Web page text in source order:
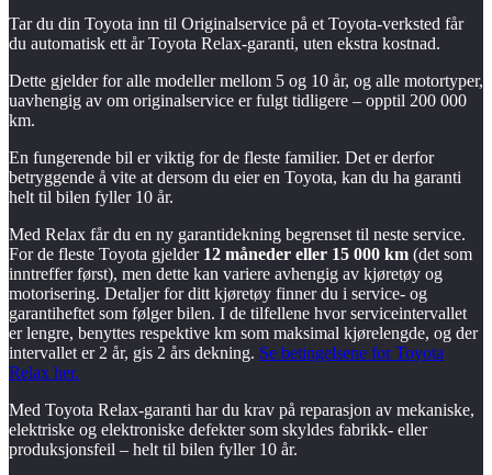
Tar du din Toyota inn til Originalservice på et Toyota-verksted får
du automatisk ett år Toyota Relax-garanti, uten ekstra kostnad.
Dette gjelder for alle modeller mellom 5 og 10 år, og alle motortyper,
uavhengig av om originalservice er fulgt tidligere – opptil 200 000
km.
En fungerende bil er viktig for de fleste familier. Det er derfor
betryggende å vite at dersom du eier en Toyota, kan du ha garanti
helt til bilen fyller 10 år.
Med Relax får du en ny garantidekning begrenset til neste service.
For de fleste Toyota gjelder 12 måneder eller 15 000 km (det som
inntreffer først), men dette kan variere avhengig av kjøretøy og
motorisering. Detaljer for ditt kjøretøy finner du i service- og
garantiheftet som følger bilen. I de tilfellene hvor serviceintervallet
er lengre, benyttes respektive km som maksimal kjørelengde, og der
intervallet er 2 år, gis 2 års dekning. Se betingelsene for Toyota
Relax her.
Med Toyota Relax-garanti har du krav på reparasjon av mekaniske,
elektriske og elektroniske defekter som skyldes fabrikk- eller
produksjonsfeil – helt til bilen fyller 10 år.